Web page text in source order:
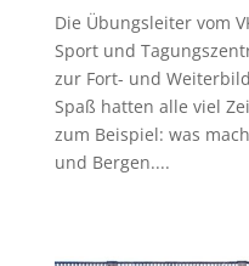
Die Übungsleiter vom
Sport und
zur Fort- und
Spaß hatten alle viel
zum Beispiel: was
und Bergen....